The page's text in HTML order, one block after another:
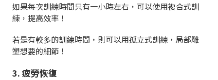
如果每次訓練時間只有一小時左右，可以使用複合式訓
練，提高效率！
若是有較多的訓練時間，則可以用孤立式訓練，局部雕
塑想要的細節！
3. 疲勞恢復